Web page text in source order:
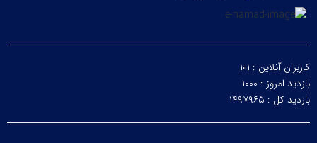
کاربران آنلاین : ۱۰۱
بازدید امروز : ۱۰۰۰
بازدید کل : ۱۴۹۷۹۶۵